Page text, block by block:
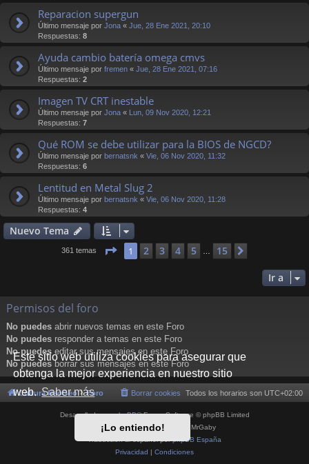
Este sitio web utiliza cookies para asegurar que
obtenga la mejor experiencia en nuestro sitio
web.Saber más
¡Lo entiendo!
Reparacion supergun
Último mensaje por Jona « Jue, 28 Ene 2021, 20:10
Respuestas: 8
Ayuda cambio batería omega cmvs
Último mensaje por fremen « Jue, 28 Ene 2021, 07:16
Respuestas: 2
Imagen TV CRT inestable
Último mensaje por Jona « Lun, 09 Nov 2020, 12:21
Respuestas: 7
Qué ROM se debe utilizar para la BIOS de NGCD?
Último mensaje por bernatsnk « Vie, 06 Nov 2020, 11:32
Respuestas: 6
Lentitud en Metal Slug 2
Último mensaje por bernatsnk « Vie, 06 Nov 2020, 11:28
Respuestas: 4
Nuevo Tema
361 temas Página de 15
1 2 3 4 5 15
Ir a
Permisos del foro
No puedes abrir nuevos temas en este Foro
No puedes responder a temas en este Foro
No puedes editar sus mensajes en este Foro
No puedesborrar sus mensajes en este Foro
Cultura NeoGeo Foro Todos los horarios son UTC+02:00
Borrar cookies
Desarrollado porphpBB® Forum Software © phpBB Limited
Style porArty- phpBB 3.3 por MrGaby
phpBB España
Privacidad | Condiciones